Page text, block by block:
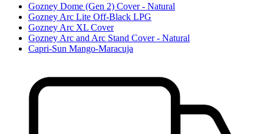
Gozney Dome (Gen 2) Cover - Natural
Gozney Arc Lite Off-Black LPG
Gozney Arc XL Cover
Gozney Arc and Arc Stand Cover - Natural
Capri-Sun Mango-Maracuja